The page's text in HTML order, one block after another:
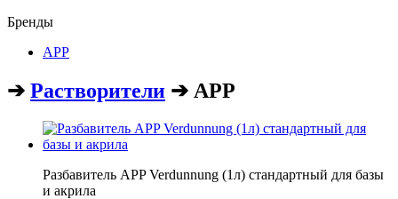
Бренды
APP
➔ Растворители ➔ APP
Разбавитель APP Verdunnung (1л) стандартный для базы
и акрила